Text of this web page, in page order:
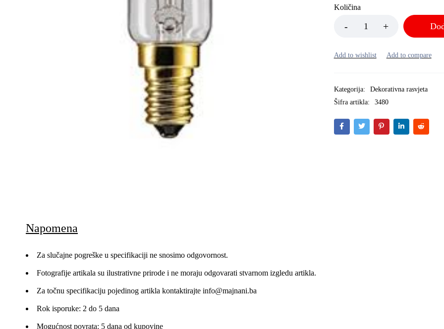
Količina
Kategorija:
Dekorativna rasvjeta
Šifra artikla:
3480
Napomena
Za slučajne pogreške u specifikaciji ne snosimo odgovornost.
Fotografije artikala su ilustrativne prirode i ne moraju odgovarati stvarnom izgledu artikla.
Za točnu specifikaciju pojedinog artikla kontaktirajte info@majnani.ba
Rok isporuke: 2 do 5 dana
Mogućnost povrata: 5 dana od kupovine